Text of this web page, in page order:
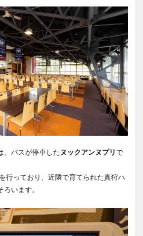
、バスが停車したヌックアンヌプリ で
行っており、近隣で育てられた真狩ハ
います。